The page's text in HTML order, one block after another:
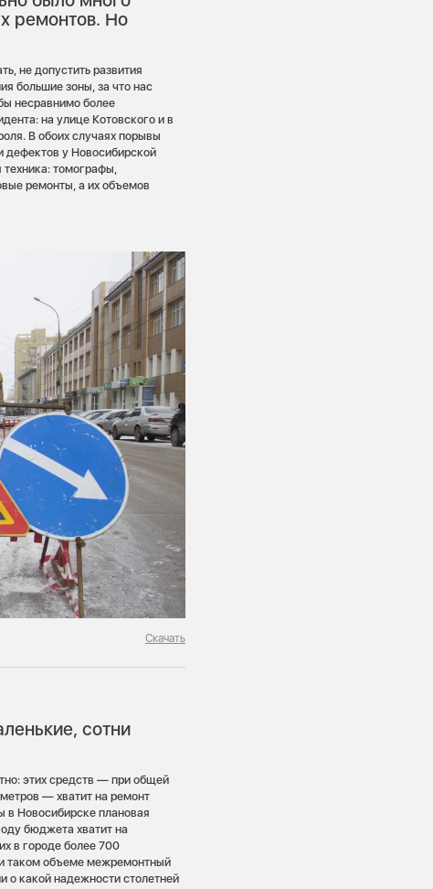
ремонтов. Но
не допустить развития
большие зоны, за что нас
несравнимо более
на улице Котовского и в
В обоих случаях порывы
дефектов у Новосибирской
томографы,
ремонты, а их объемов
Скачать
сотни
этих средств — при общей
— хватит на ремонт
в Новосибирске плановая
бюджета хватит на
в городе более 700
таком объеме межремонтный
о какой надежности столетней